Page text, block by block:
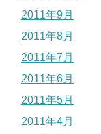
2011年9月
2011年8月
2011年7月
2011年6月
2011年5月
2011年4月